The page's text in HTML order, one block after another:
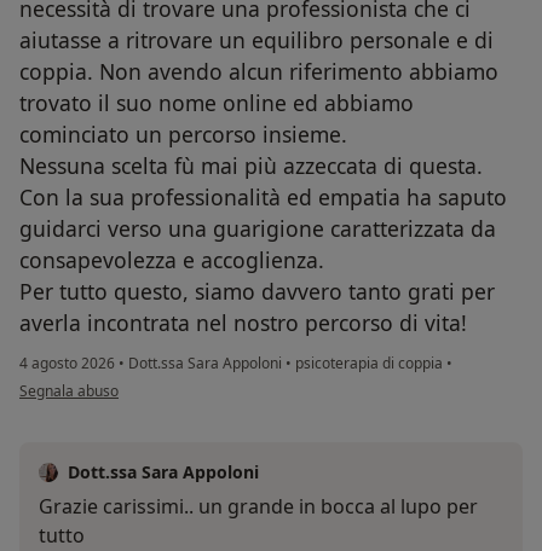
necessità di trovare una professionista che ci
aiutasse a ritrovare un equilibro personale e di
coppia. Non avendo alcun riferimento abbiamo
trovato il suo nome online ed abbiamo
cominciato un percorso insieme.
Nessuna scelta fù mai più azzeccata di questa.
Con la sua professionalità ed empatia ha saputo
guidarci verso una guarigione caratterizzata da
consapevolezza e accoglienza.
Per tutto questo, siamo davvero tanto grati per
averla incontrata nel nostro percorso di vita!
4 agosto 2026 • Dott.ssa Sara Appoloni • psicoterapia di coppia •
secondo l'opinione dell'utente Leonardo M.
Segnala abuso
Dott.ssa Sara Appoloni
Grazie carissimi.. un grande in bocca al lupo per
tutto